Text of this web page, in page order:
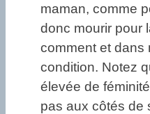
maman, comme
donc mourir pour
comment et dans
condition. Notez
élevée de
pas aux côtés de